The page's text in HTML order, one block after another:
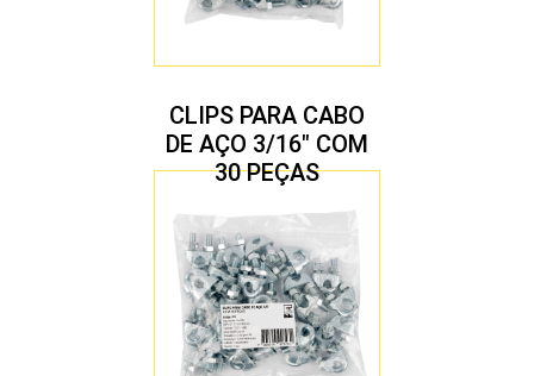
CLIPS PARA CABO
DE AÇO 3/16″ COM
30 PEÇAS